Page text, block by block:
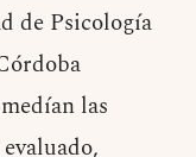
de Psicología
las